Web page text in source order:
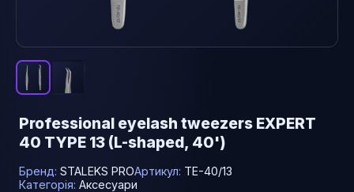
Professional eyelash tweezers EXPERT
40 TYPE 13 (L-shaped, 40')
Бренд: STALEKS PROАртикул: TE-40/13
Категорія: Аксесуари